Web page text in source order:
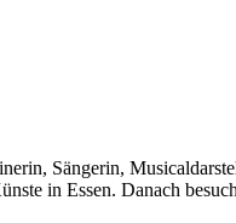
Sängerin,
in Essen. Danach